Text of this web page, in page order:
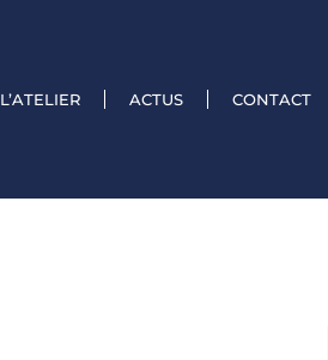
L’ATELIER ACTUS CONTACT